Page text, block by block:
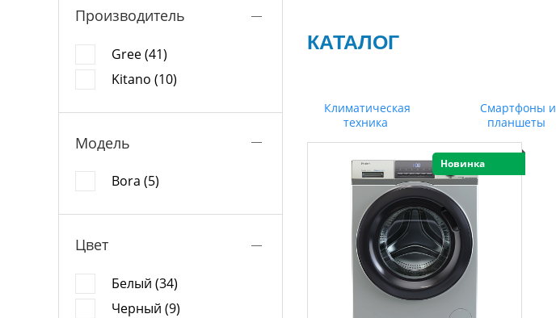
Производитель
Gree (41)
Kitano (10)
Модель
Bora (5)
Цвет
Белый (34)
Черный (9)
КАТАЛОГ
Климатическая
техника
Смартфоны и
планшеты
Новинка